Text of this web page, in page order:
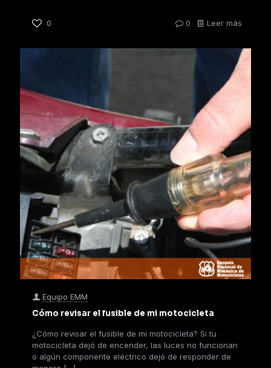
0 0 Leer más
Equipo EMM
Cómo revisar el fusible de mi motocicleta
¿Cómo revisar el fusible de mi motocicleta? Si tu
motocicleta dejó de encender, las luces no funcionan
o algún componente eléctrico dejó de responder de